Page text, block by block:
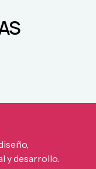
y desarrollo.